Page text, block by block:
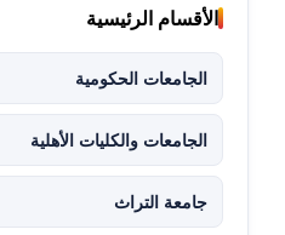
الأقسام الرئيسية
الجامعات الحكومية
الجامعات والكليات الأهلية
جامعة التراث